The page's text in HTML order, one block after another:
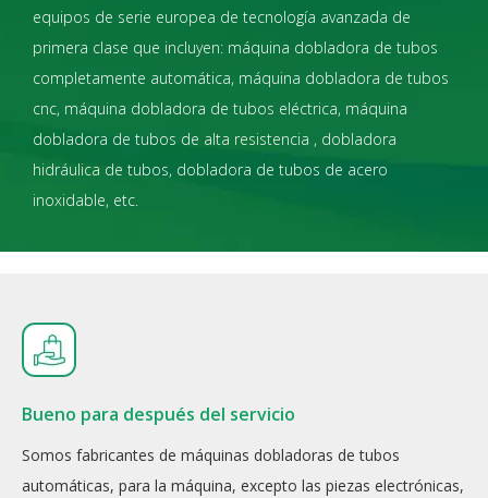
equipos de serie europea de tecnología avanzada de
primera clase que incluyen: máquina dobladora de tubos
completamente automática, máquina dobladora de tubos
cnc, máquina dobladora de tubos eléctrica, máquina
dobladora de tubos de alta resistencia , dobladora
hidráulica de tubos, dobladora de tubos de acero
inoxidable, etc.
Bueno para después del servicio
Somos fabricantes de máquinas dobladoras de tubos
automáticas, para la máquina, excepto las piezas electrónicas,